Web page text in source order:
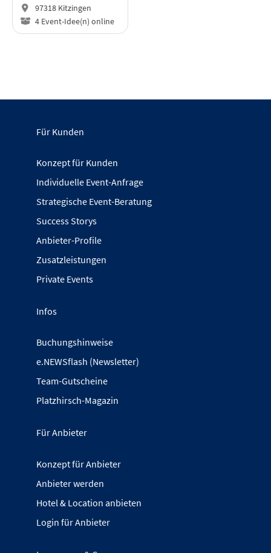
97318 Kitzingen
4 Event-Idee(n) online
Für Kunden
Konzept für Kunden
Individuelle Event-Anfrage
Strategische Event-Beratung
Success Storys
Anbieter-Profile
Zusatzleistungen
Private Events
Infos
Buchungshinweise
e.NEWSflash (Newsletter)
Team-Gutscheine
Platzhirsch-Magazin
Für Anbieter
Konzept für Anbieter
Anbieter werden
Hotel & Location anbieten
Login für Anbieter